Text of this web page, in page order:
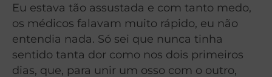
Eu estava tão assustada e com tanto medo,
os médicos falavam muito rápido, eu não
entendia nada. Só sei que nunca tinha
sentido tanta dor como nos dois primeiros
dias, que, para unir um osso com o outro,